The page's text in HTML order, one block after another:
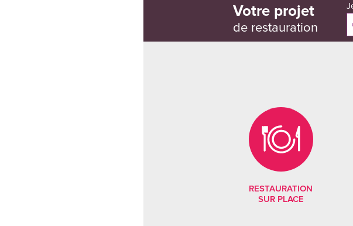
Votre projet
de restauration
RESTAURATION
SUR PLACE